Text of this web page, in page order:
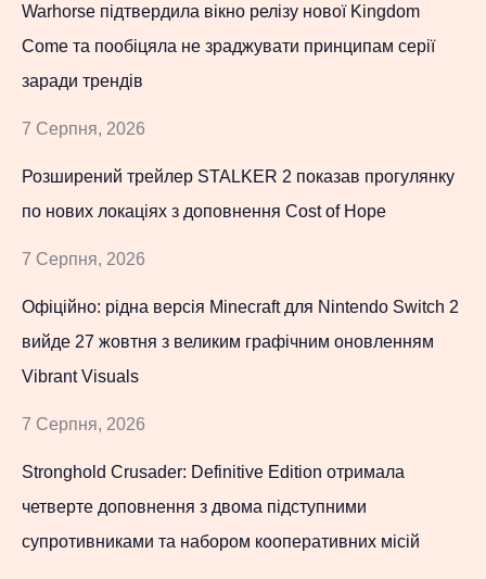
Warhorse підтвердила вікно релізу нової Kingdom
Come та пообіцяла не зраджувати принципам серії
заради трендів
7 Серпня, 2026
Розширений трейлер STALKER 2 показав прогулянку
по нових локаціях з доповнення Cost of Hope
7 Серпня, 2026
Офіційно: рідна версія Minecraft для Nintendo Switch 2
вийде 27 жовтня з великим графічним оновленням
Vibrant Visuals
7 Серпня, 2026
Stronghold Crusader: Definitive Edition отримала
четверте доповнення з двома підступними
супротивниками та набором кооперативних місій